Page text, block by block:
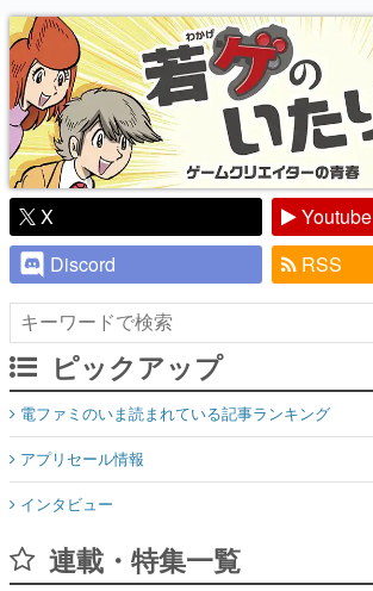
り】
X
Youtube
Discord
RSS
ピックアップ
電ファミのいま読まれている記事ランキング
アプリセール情報
インタビュー
連載・特集一覧